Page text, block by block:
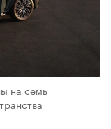
на семь